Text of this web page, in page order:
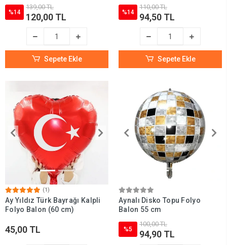
%14
139,00 TL
120,00 TL
Sepete Ekle
%14
110,00 TL
94,50 TL
Sepete Ekle
(1)
Ay Yıldız Türk Bayrağı Kalpli
Folyo Balon (60 cm)
45,00 TL
Aynalı Disko Topu Folyo
Balon 55 cm
%5
100,00 TL
94,90 TL